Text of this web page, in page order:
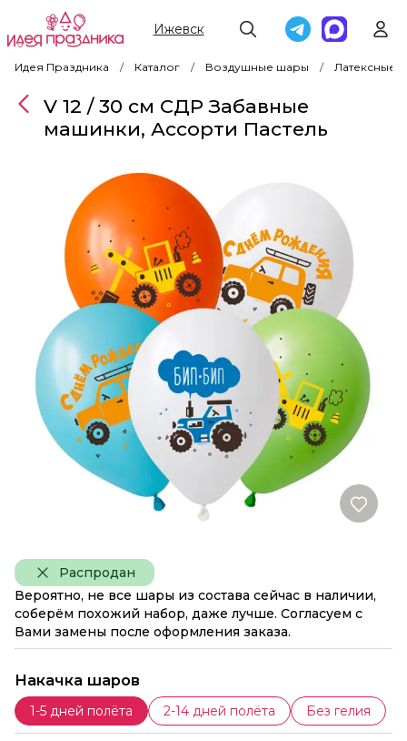
Ижевск
Идея Праздника Каталог Воздушные шары Латексные
Распродан
Вероятно, не все шары из состава сейчас в наличии,
соберём похожий набор, даже лучше. Согласуем с
Вами замены после оформления заказа.
Накачка шаров
1-5 дней полёта 2-14 дней полёта Без гелия
V 12 / 30 см СДР Забавные
машинки, Ассорти Пастель